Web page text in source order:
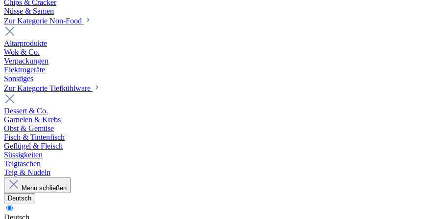
Chips & Cracker
Nüsse & Samen
Zur Kategorie Non-Food
Altarprodukte
Wok & Co.
Verpackungen
Elektrogeräte
Sonstiges
Zur Kategorie Tiefkühlware
Dessert & Co.
Garnelen & Krebs
Obst & Gemüse
Fisch & Tintenfisch
Geflügel & Fleisch
Süssigkeiten
Teigtaschen
Teig & Nudeln
Menü schließen
Deutsch
Deutsch